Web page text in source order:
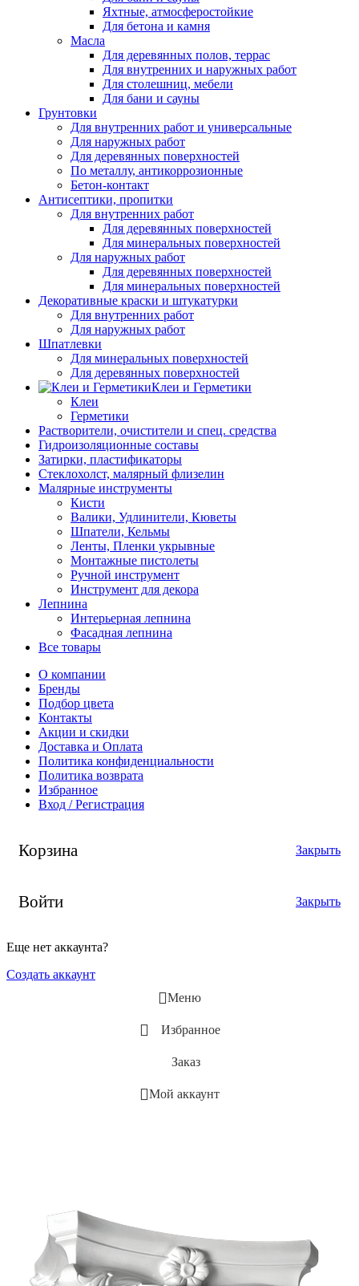
Яхтные, атмосферостойкие
Для бетона и камня
Масла
Для деревянных полов, террас
Для внутренних и наружных работ
Для столешниц, мебели
Для бани и сауны
Грунтовки
Для внутренних работ и универсальные
Для наружных работ
Для деревянных поверхностей
По металлу, антикоррозионные
Бетон-контакт
Антисептики, пропитки
Для внутренних работ
Для деревянных поверхностей
Для минеральных поверхностей
Для наружных работ
Для деревянных поверхностей
Для минеральных поверхностей
Декоративные краски и штукатурки
Для внутренних работ
Для наружных работ
Шпатлевки
Для минеральных поверхностей
Для деревянных поверхностей
Клеи и Герметики
Клеи
Герметики
Растворители, очистители и спец. средства
Гидроизоляционные составы
Затирки, пластификаторы
Стеклохолст, малярный флизелин
Малярные инструменты
Кисти
Валики, Удлинители, Кюветы
Шпатели, Кельмы
Ленты, Пленки укрывные
Монтажные пистолеты
Ручной инструмент
Инструмент для декора
Лепнина
Интерьерная лепнина
Фасадная лепнина
Все товары
О компании
Бренды
Подбор цвета
Контакты
Акции и скидки
Доставка и Оплата
Политика конфиденциальности
Политика возврата
Избранное
Вход / Регистрация
Корзина Закрыть
Войти Закрыть
Еще нет аккаунта?
Создать аккаунт
Меню
Избранное
Заказ
Мой аккаунт